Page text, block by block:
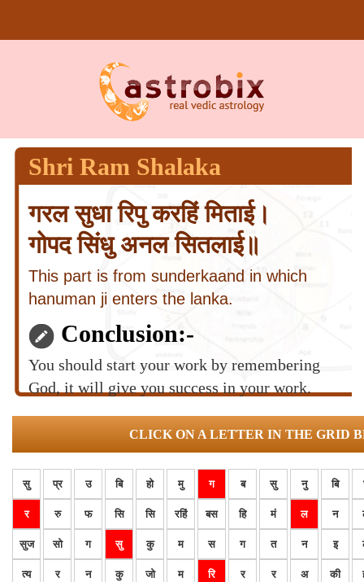
Shri Ram Shalaka
गरल सुधा रिपु करहिं मिताई।
गोपद सिंधु अनल सितलाई॥
This part is from sunderkaand in which
hanuman ji enters the lanka.
Conclusion:-
You should start your work by remembering
God, it will give you success in your work.
CLICK ON A LETTER IN THE GRID
सु प्र उ बि हो मु ग ब सु नु बि
र रु फ सि सि रहिं बस हि मं ल न
सुज सो ग सु कु म स ग त न इ
त्य र न कु जो म रि र र अ की